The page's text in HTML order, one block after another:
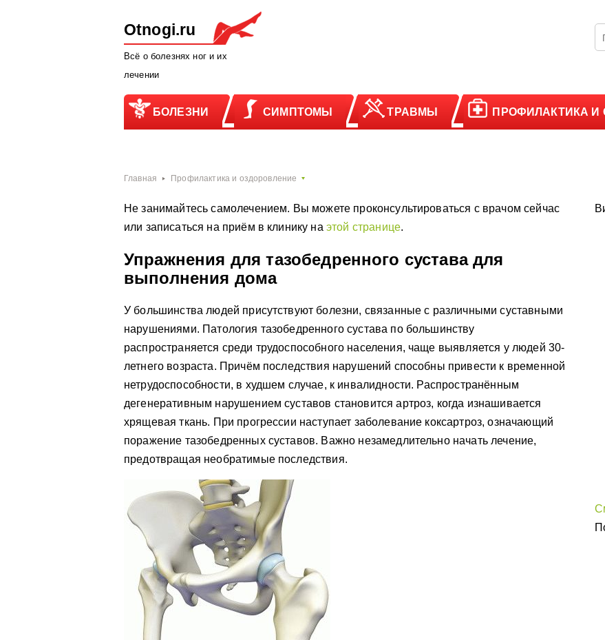
Otnogi.ru
Всё о болезнях ног и их
лечении
БОЛЕЗНИ СИМПТОМЫ ТРАВМЫ ПРОФИЛАКТИКА И
Главная Профилактика и оздоровление
Не занимайтесь самолечением. Вы можете проконсультироваться с врачом сейчас
или записаться на приём в клинику на этой странице.
Упражнения для тазобедренного сустава для
выполнения дома
У большинства людей присутствуют болезни, связанные с различными суставными
нарушениями. Патология тазобедренного сустава по большинству
распространяется среди трудоспособного населения, чаще выявляется у людей 30-
летнего возраста. Причём последствия нарушений способны привести к временной
нетрудоспособности, в худшем случае, к инвалидности. Распространённым
дегенеративным нарушением суставов становится артроз, когда изнашивается
хрящевая ткань. При прогрессии наступает заболевание коксартроз, означающий
поражение тазобедренных суставов. Важно незамедлительно начать лечение,
предотвращая необратимые последствия.